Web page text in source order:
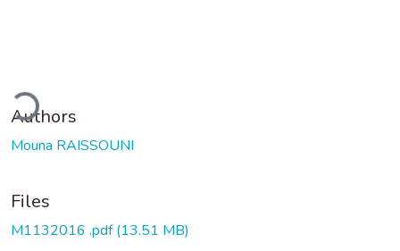
Authors
Mouna RAISSOUNI
Files
M1132016 .pdf(13.51 MB)